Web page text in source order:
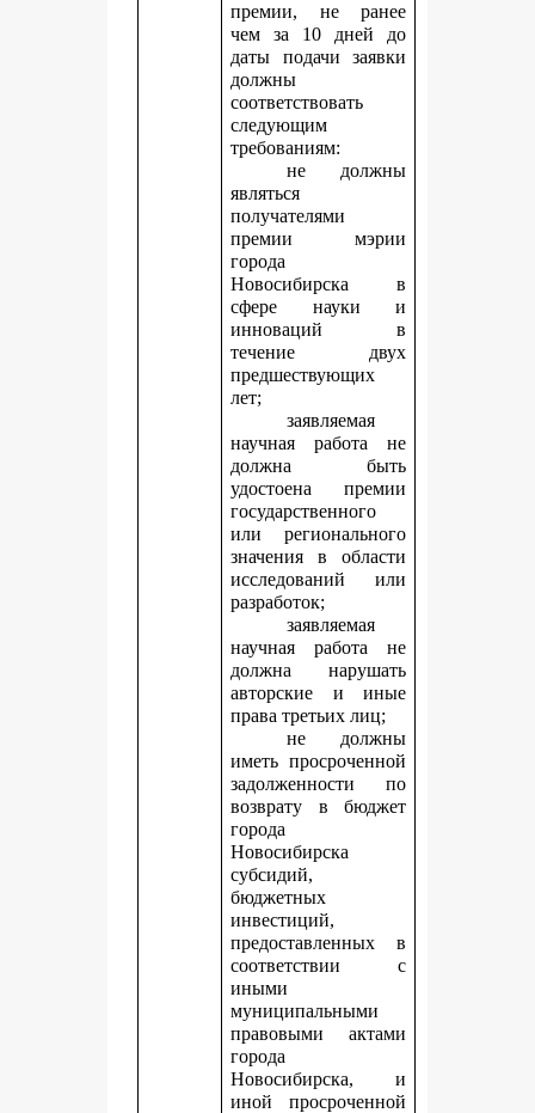
премии, не ранее
чем за 10 дней до
даты подачи заявки
должны
соответствовать
следующим
требованиям:
не должны
являться
получателями
премии мэрии
города
Новосибирска в
сфере науки и
инноваций в
течение двух
предшествующих
лет;
заявляемая
научная работа не
должна быть
удостоена премии
государственного
или регионального
значения в области
исследований или
разработок;
заявляемая
научная работа не
должна нарушать
авторские и иные
права третьих лиц;
не должны
иметь просроченной
задолженности по
возврату в бюджет
города
Новосибирска
субсидий,
бюджетных
инвестиций,
предоставленных в
соответствии с
иными
муниципальными
правовыми актами
города
Новосибирска, и
иной просроченной